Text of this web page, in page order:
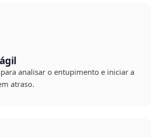
analisar o entupimento e iniciar a
atraso.